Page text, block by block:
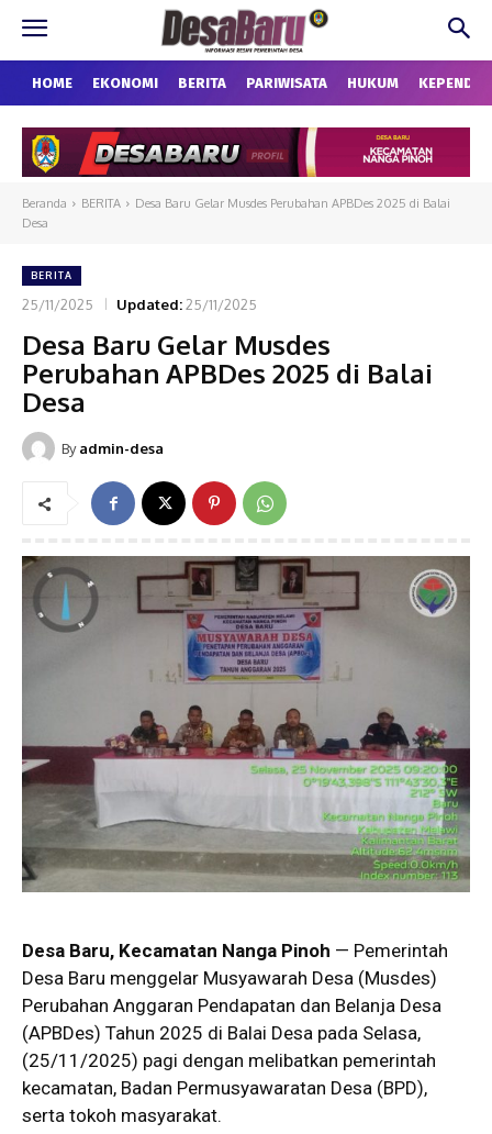
HOME EKONOMI BERITA PARIWISATA HUKUM
Beranda BERITA
Desa Baru Gelar Musdes Perubahan APBDes 2025 di Balai
Desa
BERITA
25/11/2025 Updated:25/11/2025
Desa Baru Gelar Musdes
Perubahan APBDes 2025 di Balai
Desa
By admin-desa
Desa Baru, Kecamatan Nanga Pinoh — Pemerintah
Desa Baru menggelar Musyawarah Desa (Musdes)
Perubahan Anggaran Pendapatan dan Belanja Desa
(APBDes) Tahun 2025 di Balai Desa pada Selasa,
(25/11/2025) pagi dengan melibatkan pemerintah
kecamatan, Badan Permusyawaratan Desa (BPD),
serta tokoh masyarakat.